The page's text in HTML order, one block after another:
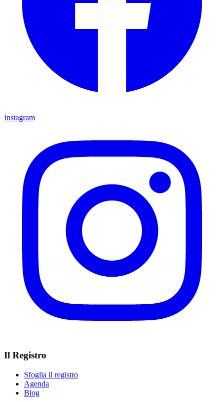
Instagram
Il Registro
Sfoglia il registro
Agenda
Blog